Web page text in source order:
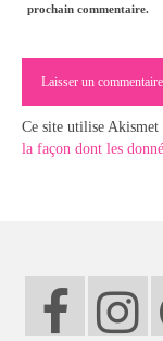
prochain commentaire.
Ce site utilise Akismet
la façon dont les